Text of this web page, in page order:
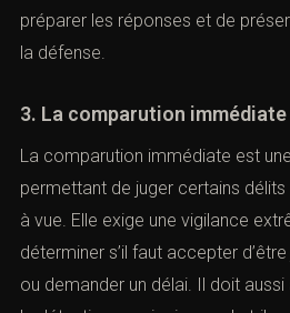
préparer les réponses et de
la défense.
3. La comparution immédiate
La comparution immédiate est
permettant de juger certains délits
à vue. Elle exige une vigilance
déterminer s’il faut accepter
ou demander un délai. Il doit
ou tribunal compétent *
de contact